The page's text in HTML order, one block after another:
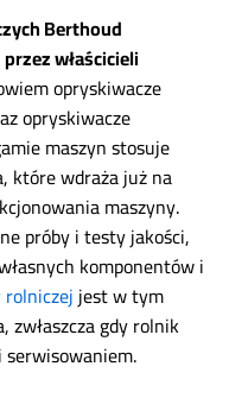
Berthoud
właścicieli
opryskiwacze
opryskiwacze
maszyn stosuje
które wdraża już na
maszyny.
próby i testy jakości,
komponentów i
jest w tym
zwłaszcza gdy rolnik